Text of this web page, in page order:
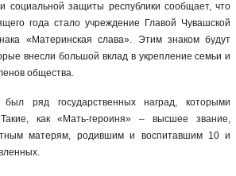
социальной защиты республики сообщает, что
года стало учреждение Главой Чувашской
«Материнская слава». Этим знаком будут
внесли большой вклад в укрепление семьи и
общества.
ряд государственных наград, которыми
как «Мать-героиня» – высшее звание,
матерям, родившим и воспитавшим 10 и